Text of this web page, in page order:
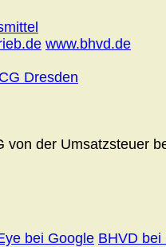
www.bhvd.de
Dresden
von der Umsatzsteuer
bei Google BHVD bei